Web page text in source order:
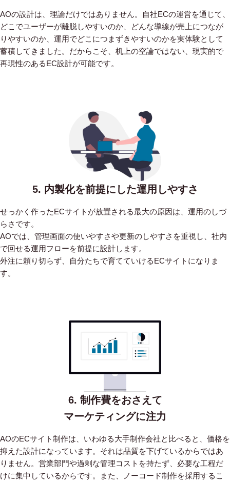
AOの設計は、理論だけではありません。自社ECの運営を通じて、
どこでユーザーが離脱しやすいのか、どんな導線が売上につなが
りやすいのか、運用でどこにつまずきやすいのかを実体験として
蓄積してきました。だからこそ、机上の空論ではない、現実的で
再現性のあるEC設計が可能です。
5. 内製化を前提にした運用しやすさ
せっかく作ったECサイトが放置される最大の原因は、運用のしづ
らさです。
AOでは、管理画面の使いやすさや更新のしやすさを重視し、社内
で回せる運用フローを前提に設計します。
外注に頼り切らず、自分たちで育てていけるECサイトになりま
す。
6. 制作費をおさえて
マーケティングに注力
AOのECサイト制作は、いわゆる大手制作会社と比べると、価格を
抑えた設計になっています。 それは品質を下げているからではあ
りません。営業部門や過剰な管理コストを持たず、必要な工程だ
けに集中しているからです。
また、ノーコード制作を採用するこ